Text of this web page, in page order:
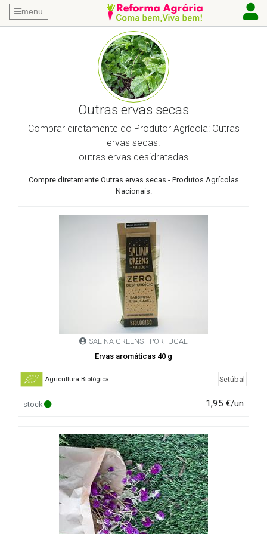
menu
Outras ervas secas
Comprar diretamente do Produtor Agrícola: Outras
ervas secas.
outras ervas desidratadas
Compre diretamente Outras ervas secas - Produtos Agrícolas
Nacionais.
SALINA GREENS - PORTUGAL
Ervas aromáticas 40 g
Agricultura Biológica Setúbal
stock 1,95 €/un